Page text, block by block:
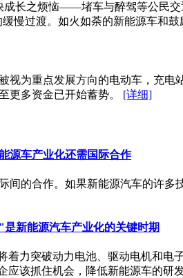
长之烦恼——堵车与醉驾等公民
慢过渡。如火如荼的新能源车和鼓
为重点发展方向的电动车，充
更多资金已开始蓄势。 [详细]
源车产业化还需国际合作
的合作。如果新能源汽车的许
新能源汽车产业化的关键时期
力突破动力电池、驱动电机和
该抓住机会，降低新能源车的研